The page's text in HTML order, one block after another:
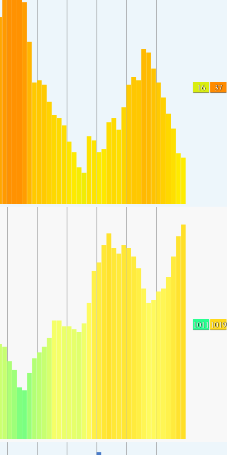
16 37
1011 1019